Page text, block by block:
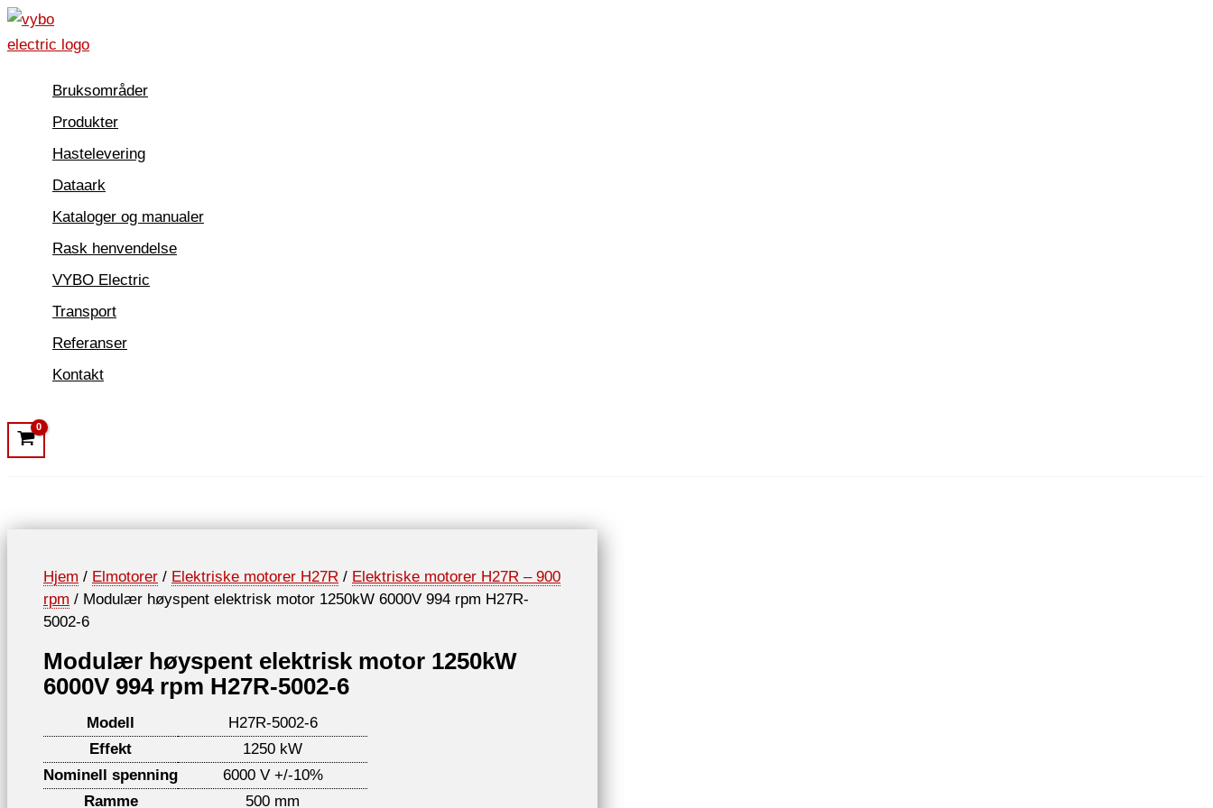
Hopp
rett
innholdetBruksområder
Produkter
Hastelevering
Dataark
Kataloger og manualer
Rask henvendelse
VYBO Electric
Transport
Referanser
Kontakt
Hjem / Elmotorer / Elektriske motorer H27R / Elektriske motorer H27R – 900
rpm / Modulær høyspent elektrisk motor 1250kW 6000V 994 rpm H27R-
5002-6
Modulær høyspent elektrisk motor 1250kW
6000V 994 rpm H27R-5002-6
Modell
H27R-5002-6
Effekt
1250 kW
Nominell spenning
6000 V +/-10%
Ramme
500 mm